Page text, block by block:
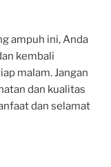
ampuh ini, Anda
kembali
malam. Jangan
dan kualitas
dan selamat